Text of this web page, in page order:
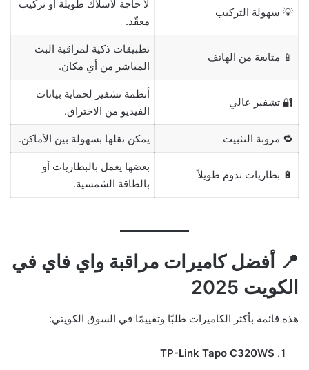
💡 سهولة التركيب
لا حاجة لأسلاك طويلة أو تركيب
معقّد.
📱 متابعة من الهاتف
تطبيقات ذكية لمراقبة البث
المباشر من أي مكان.
🔐 تشفير عالي
أنظمة تشفير لحماية بيانات
الفيديو من الاختراق.
🔁 مرونة التثبيت يمكن نقلها بسهولة بين الأماكن.
🔋 بطاريات تدوم طويلاً
بعضها يعمل بالبطاريات أو
بالطاقة الشمسية.
📍 أفضل كاميرات مراقبة واي فاي في
الكويت 2025
هذه قائمة بأكثر الكاميرات طلبًا وتقييمًا في السوق الكويتي:
TP-Link Tapo C320WS